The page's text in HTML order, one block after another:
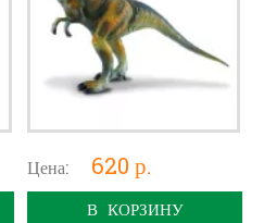
Цена: 620 р.
В КОРЗИНУ